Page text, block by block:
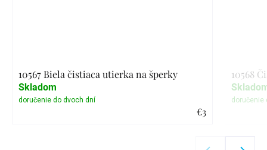
10567 Biela čistiaca utierka na šperky
€3
Skladom
10568